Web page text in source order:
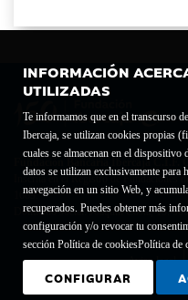
INFORMACIÓN
UTILIZADAS
Te informamos que en el transcurso
Ibercaja, se utilizan cookies propias
cuales se almacenan en el
datos se utilizan exclusivamente para
navegación en un sitio Web, y
recuperados. Puedes obtener más
configuración y/o revocar tu
sección Política de cookiesPolítica de
CONFIGURAR
Fundación Bancaria Ibercaja C.I.F.
Inscrita en el Registro de Fundaciones
1689.
Domicilio social: Joaquín Costa, 13.
Aviso legal